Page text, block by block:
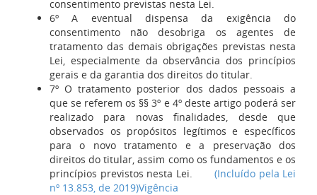
consentimento previstas nesta Lei.
6º A eventual dispensa da exigência do
consentimento não desobriga os agentes de
tratamento das demais obrigações previstas nesta
Lei, especialmente da observância dos princípios
gerais e da garantia dos direitos do titular.
7º O tratamento posterior dos dados pessoais a
que se referem os §§ 3º e 4º deste artigo poderá ser
realizado para novas finalidades, desde que
observados os propósitos legítimos e específicos
para o novo tratamento e a preservação dos
direitos do titular, assim como os fundamentos e os
princípios previstos nesta Lei. (Incluído pela Lei
nº 13.853, de 2019)Vigência